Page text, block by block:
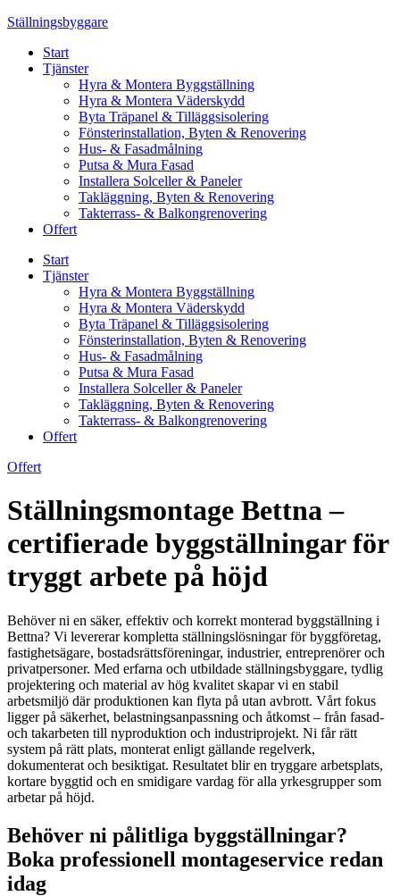
Skip
content
Ställningsbyggare
Start
Tjänster
Hyra & Montera Byggställning
Hyra & Montera Väderskydd
Byta Träpanel & Tilläggsisolering
Fönsterinstallation, Byten & Renovering
Hus- & Fasadmålning
Putsa & Mura Fasad
Installera Solceller & Paneler
Takläggning, Byten & Renovering
Takterrass- & Balkongrenovering
Offert
Start
Tjänster
Hyra & Montera Byggställning
Hyra & Montera Väderskydd
Byta Träpanel & Tilläggsisolering
Fönsterinstallation, Byten & Renovering
Hus- & Fasadmålning
Putsa & Mura Fasad
Installera Solceller & Paneler
Takläggning, Byten & Renovering
Takterrass- & Balkongrenovering
Offert
Offert
Ställningsmontage Bettna –
certifierade byggställningar för
tryggt arbete på höjd
Behöver ni en säker, effektiv och korrekt monterad byggställning i
Bettna? Vi levererar kompletta ställningslösningar för byggföretag,
fastighetsägare, bostadsrättsföreningar, industrier, entreprenörer och
privatpersoner. Med erfarna och utbildade ställningsbyggare, tydlig
projektering och material av hög kvalitet skapar vi en stabil
arbetsmiljö där produktionen kan flyta på utan avbrott. Vårt fokus
ligger på säkerhet, belastningsanpassning och åtkomst – från fasad-
och takarbeten till nyproduktion och industriprojekt. Ni får rätt
system på rätt plats, monterat enligt gällande regelverk,
dokumenterat och besiktigat. Resultatet blir en tryggare arbetsplats,
kortare byggtid och en smidigare vardag för alla yrkesgrupper som
arbetar på höjd.
Behöver ni pålitliga byggställningar?
Boka professionell montageservice redan
idag